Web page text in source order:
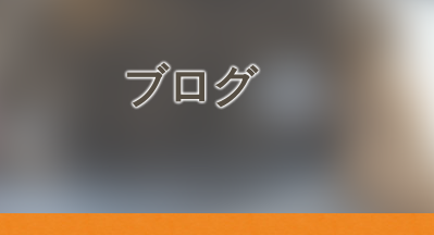
ブログ